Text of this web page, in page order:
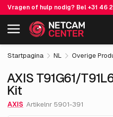
Vragen of hulp nodig? Bel+31 46
Inclusief EOL-producten
AXIS T91G61/T91L61
Startpagina NL Overige
AXIS T91G61/
Kit
AXIS Artikelnr 5901-391